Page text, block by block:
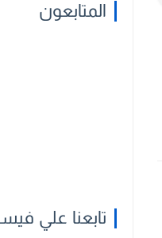
المتابعون
تابعنا علي